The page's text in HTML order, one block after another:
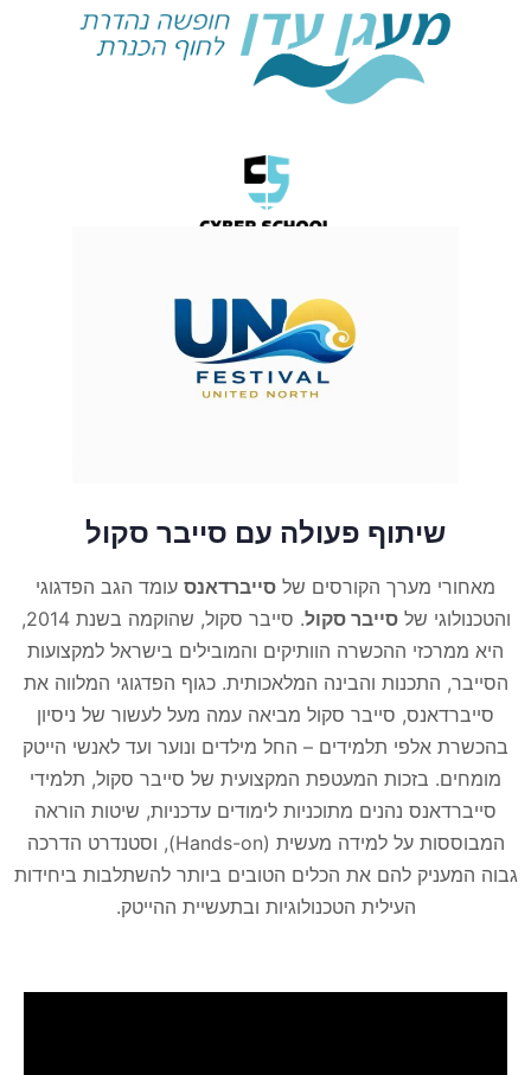
שיתוף פעולה עם סייבר סקול
מאחורי מערך הקורסים של סייברדאנס עומד הגב הפדגוגי
והטכנולוגי שלסייבר סקול
. סייבר סקול, שהוקמה בשנת 2014,
היא ממרכזי ההכשרה הוותיקים והמובילים בישראל למקצועות
הסייבר, התכנות והבינה המלאכותית. כגוף הפדגוגי המלווה את
סייברדאנס, סייבר סקול מביאה עמה מעל לעשור של ניסיון
בהכשרת אלפי תלמידים – החל מילדים ונוער ועד לאנשי הייטק
מומחים. בזכות המעטפת המקצועית של סייבר סקול, תלמידי
סייברדאנס נהנים מתוכניות לימודים עדכניות, שיטות הוראה
המבוססות על למידה מעשית (Hands-on), וסטנדרט הדרכה
גבוה המעניק להם את הכלים הטובים ביותר להשתלבות ביחידות
העילית הטכנולוגיות ובתעשיית ההייטק.